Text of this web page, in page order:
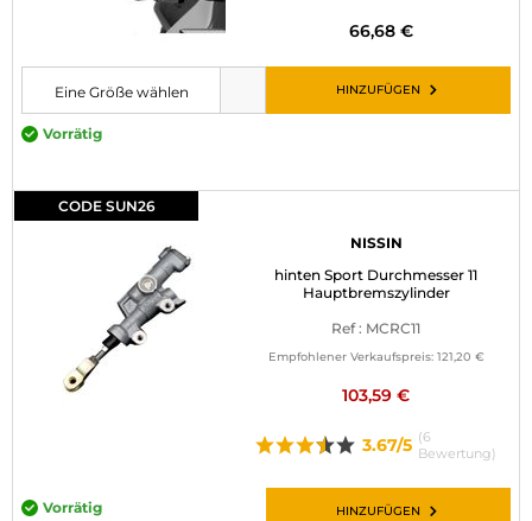
66,68 €
Bitte wählen Sie eine Größe, bevor Sie den Artikel in den Warenkorb
Eine Größe wählen
Vorrätig
HINZUFÜGEN
CODE SUN26
NISSIN
hinten Sport Durchmesser 11
Hauptbremszylinder
Ref : MCRC11
Empfohlener Verkaufspreis: 121,20 €
103,59 €
3.67/5 (6
Bewertung)
Vorrätig HINZUFÜGEN